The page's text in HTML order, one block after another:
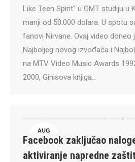
Like Teen Spirit“ u GMT studiju u
manji od 50.000 dolara. U spotu
fanovi Nirvane. Ovaj video doneo
Najboljeg novog izvođača i
na MTV Video Music Awards
2000, Ginisova knjiga…
AUG
16
Facebook zaključao
aktiviranje napredne